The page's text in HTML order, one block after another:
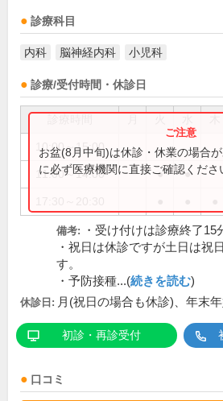
診療科目
内科 脳神経内科 小児科
診療/受付時間・休診日
10:00～15:00
11:00～14:00 ● ●
お盆(8月中旬)は休診・休業の場合
に必ず医療機関に直接ご確認くださ
備考:
・受け付けは診療終了15
・祝日は休診ですが土日は祝
す。
・予防接種...(続きを読む)
休診日: 月(祝日の場合も休診)、年末
初診・再診受付
口コミ